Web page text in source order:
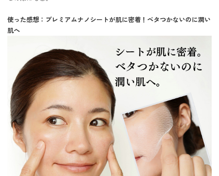
使った感想：プレミアムナノシートが肌に密着！ベタつかないのに潤い
肌へ